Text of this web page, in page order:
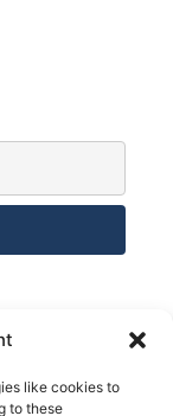
like cookies to
to these